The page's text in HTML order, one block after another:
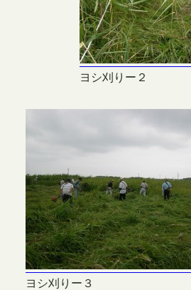
ヨシ刈りー２
ヨシ刈りー３